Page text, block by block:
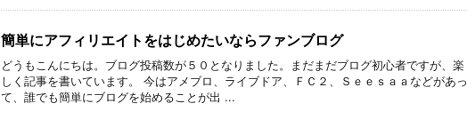
簡単にアフィリエイトをはじめたいならファンブログ
どうもこんにちは。ブログ投稿数が５０となりました。まだまだブログ初心者ですが、楽
しく記事を書いています。 今はアメブロ、ライブドア、ＦＣ２、Ｓｅｅｓａａなどがあっ
て、誰でも簡単にブログを始めることが出 ...